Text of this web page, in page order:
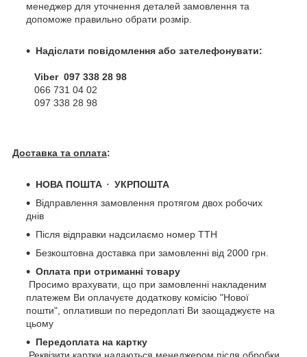
менеджер для уточнення деталей замовлення та
допоможе правильно обрати розмір.
Надіслати повідомлення або зателефонувати:
Viber 097 338 28 98
066 731 04 02
097 338 28 98
Доставка та оплата:
НОВА ПОШТА ・ УКРПОШТА
Відправлення замовлення протягом двох робочих
днів
Після відправки надсилаємо номер ТТН
Безкоштовна доставка при замовленні від 2000 грн.
Оплата при отриманні товару
Просимо врахувати, що при замовленні накладеним
платежем Ви оплачуєте додаткову комісію "Нової
пошти", оплативши по передоплаті Ви заощаджуєте на
цьому
Передоплата на картку